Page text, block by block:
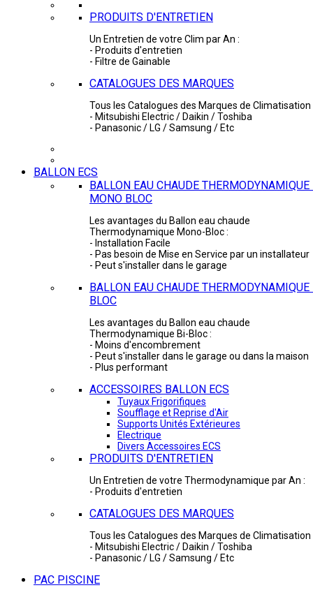
PRODUITS D'ENTRETIEN
Un Entretien de votre Clim par An :
- Produits d'entretien
- Filtre de Gainable
CATALOGUES DES MARQUES
Tous les Catalogues des Marques de Climatisation
- Mitsubishi Electric / Daikin / Toshiba
- Panasonic / LG / Samsung / Etc
BALLON ECS
BALLON EAU CHAUDE THERMODYNAMIQUE
MONO BLOC
Les avantages du Ballon eau chaude
Thermodynamique Mono-Bloc :
- Installation Facile
- Pas besoin de Mise en Service par un installateur
- Peut s'installer dans le garage
BALLON EAU CHAUDE
BLOC
Les avantages du Ballon eau chaude
Thermodynamique Bi-Bloc :
- Moins d'encombrement
- Peut s'installer dans le garage ou dans la maison
- Plus performant
ACCESSOIRES BALLON ECS
Tuyaux Frigorifiques
Soufflage et Reprise d'Air
Supports Unités Extérieures
Electrique
Divers Accessoires ECS
PRODUITS D'ENTRETIEN
Un Entretien de votre Thermodynamique par An :
- Produits d'entretien
CATALOGUES DES MARQUES
Tous les Catalogues des Marques de Climatisation
- Mitsubishi Electric / Daikin / Toshiba
- Panasonic / LG / Samsung / Etc
PAC PISCINE